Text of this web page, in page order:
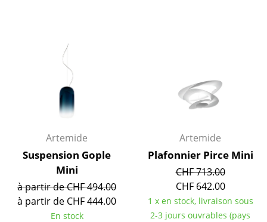
Accessoires
Horloges
Figurines & Miniatures
Vases
Plateaux
Accessoires de bureau
Boîtes de rangement
Artemide
Suspension Gople
Mini
à partir de CHF 494.00
à partir de CHF 444.00
En stock
Artemide
Plafonnier Pirce Mini
CHF 713.00
CHF 642.00
1 x en stock, livraison sous
2-3 jours ouvrables (pays